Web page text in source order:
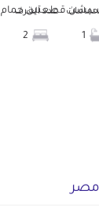
متر 2 غرفه ريسبشن قطعتين حمام
عدد الغرف
مصر